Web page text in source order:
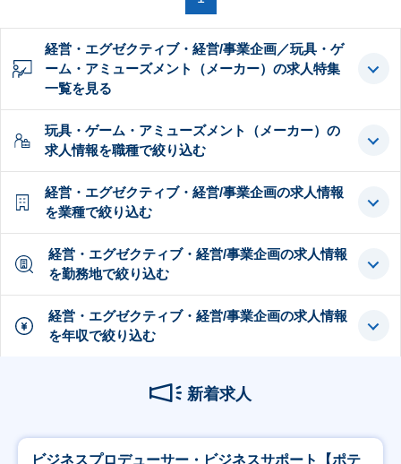
経営・エグゼクティブ・経営/事業企画／玩具・ゲ
ーム・アミューズメント（メーカー）の求人特集
一覧を見る
玩具・ゲーム・アミューズメント（メーカー）の
求人情報を職種で絞り込む
経営・エグゼクティブ・経営/事業企画の求人情報
を業種で絞り込む
経営・エグゼクティブ・経営/事業企画の求人情報
を勤務地で絞り込む
経営・エグゼクティブ・経営/事業企画の求人情報
を年収で絞り込む
新着求人
ビジネスプロデューサー・ビジネスサポート【ポテ